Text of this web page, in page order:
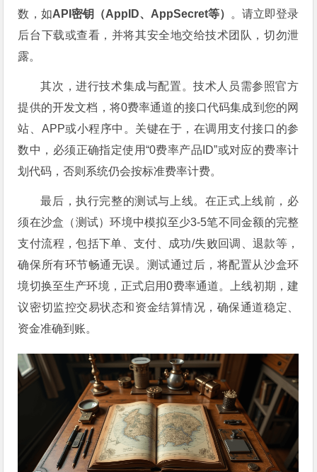
数，如API密钥（AppID、AppSecret等）
。请立即登录
后台下载或查看，并将其安全地交给技术团队，切勿泄
露。
其次，进行技术集成与配置。技术人员需参照官方
提供的开发文档，将0费率通道的接口代码集成到您的网
站、APP或小程序中。关键在于，在调用支付接口的参
数中，必须正确指定使用“0费率产品ID”或对应的费率计
划代码，否则系统仍会按标准费率计费。
最后，执行完整的测试与上线。在正式上线前，必
须在沙盒（测试）环境中模拟至少3-5笔不同金额的完整
支付流程，包括下单、支付、成功/失败回调、退款等，
确保所有环节畅通无误。测试通过后，将配置从沙盒环
境切换至生产环境，正式启用0费率通道。上线初期，建
议密切监控交易状态和资金结算情况，确保通道稳定、
资金准确到账。